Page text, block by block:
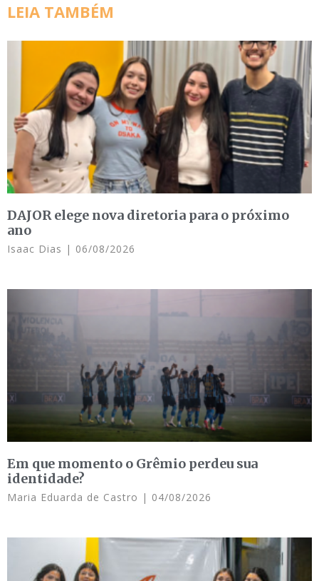
LEIA TAMBÉM
DAJOR elege nova diretoria para o próximo
ano
Isaac Dias 06/08/2026
Em que momento o Grêmio perdeu sua
identidade?
Maria Eduarda de Castro 04/08/2026